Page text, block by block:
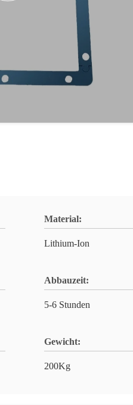
Material:
Lithium-Ion
Abbauzeit:
5-6 Stunden
Gewicht:
200Kg